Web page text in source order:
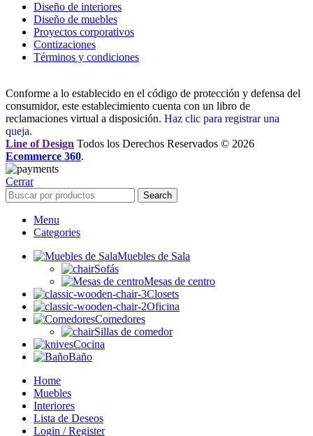
Diseño de interiores
Diseño de muebles
Proyectos corporativos
Contizaciones
Términos y condiciones
Conforme a lo establecido en el código de protección y defensa del
consumidor, este establecimiento cuenta con un libro de
reclamaciones virtual a disposición. Haz clic para registrar una
queja.
Line of Design Todos los Derechos Reservados © 2026
Ecommerce 360.
Cerrar
Search
Menu
Categories
Muebles de Sala
Sofás
Mesas de centro
Closets
Oficina
Comedores
Sillas de comedor
Cocina
Baño
Home
Muebles
Interiores
Lista de Deseos
Login / Register